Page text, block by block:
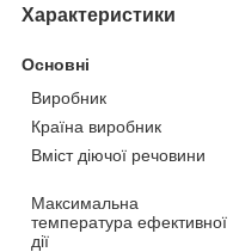
Характеристики
Основні
Виробник
Країна виробник
Вміст діючої речовини
Максимальна
температура ефективної
дії